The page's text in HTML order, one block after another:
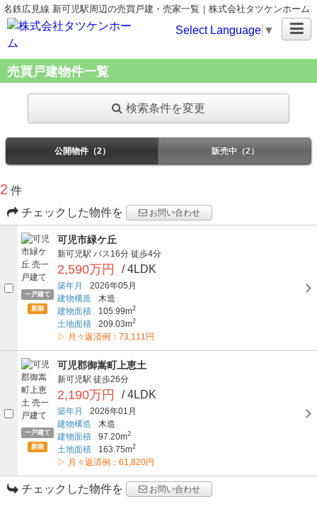
名鉄広見線 新可児駅周辺の売買戸建・売家一覧｜株式会社タツケンホーム
Select Language ▼
売買戸建物件一覧
検索条件を変更
公開物件（2） 販売中（2）
2 件
チェックした物件を
お問い合わせ
一戸建て
新築
可児市緑ケ丘
新可児駅 バス16分 徒歩4分
2,590万円 / 4LDK
築年月
2026年05月
建物構造
木造
建物面積
105.99m2
土地面積 209.03m2
▷ 月々返済例：73,111円
一戸建て
新築
可児郡御嵩町上恵土
新可児駅 徒歩26分
2,190万円 / 4LDK
築年月
2026年01月
建物構造
木造
建物面積
97.20m2
土地面積 163.75m2
▷ 月々返済例：61,820円
チェックした物件を お問い合わせ